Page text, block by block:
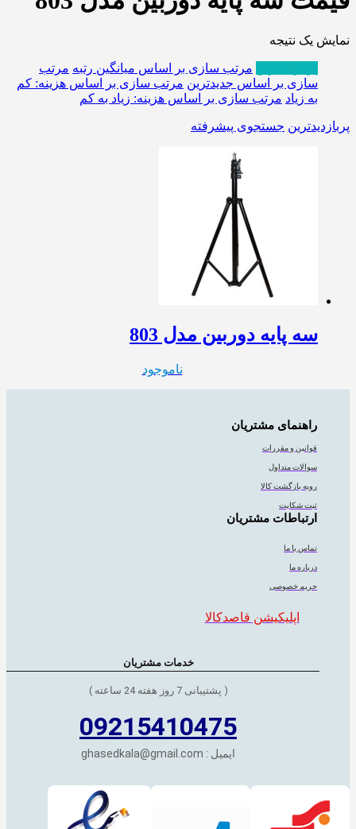
نمایش یک نتیجه
مرتب سازی بر اساس میانگین رتبه مرتب
سازی بر اساس جدیدترین مرتب سازی بر اساس هزینه: کم
به زیاد مرتب سازی بر اساس هزینه: زیاد به کم
پربازدیدترین جستجوی پیشرفته
سه پایه دوربین مدل 803
ناموجود
راهنمای مشتریان
قوانین و مقررات
سوالات متداول
رویه بازگشت کالا
ثبت شکایت
ارتباطات مشتریان
تماس با ما
درباره ما
حریم خصوصی
اپلیکیشن قاصدکالا
خدمات مشتریان
( پشتیبانی 7 روز هفته 24 ساعته )
09215410475
ایمیل : ghasedkala@gmail.com